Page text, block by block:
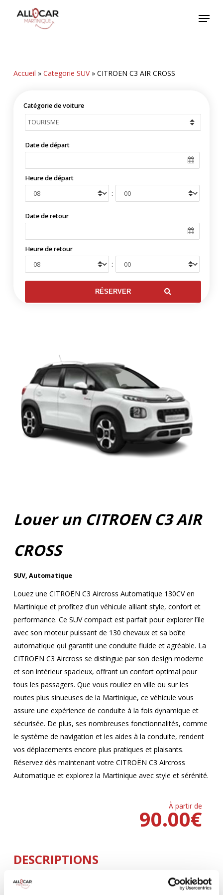
Menu
Accueil » Categorie SUV» CITROEN C3 AIR CROSS
Catégorie de voiture
Date de départ
Heure de départ
:
Date de retour
Heure de retour
:
Louer un CITROEN C3 AIR
CROSS
SUV, Automatique
Louez une CITROËN C3 Aircross Automatique 130CV en
Martinique et profitez d'un véhicule alliant style, confort et
performance. Ce SUV compact est parfait pour explorer l'île
avec son moteur puissant de 130 chevaux et sa boîte
automatique qui garantit une conduite fluide et agréable. La
CITROËN C3 Aircross se distingue par son design moderne
et son intérieur spacieux, offrant un confort optimal pour
tous les passagers. Que vous rouliez en ville ou sur les
routes plus sinueuses de la Martinique, ce véhicule vous
assure une expérience de conduite à la fois dynamique et
sécurisée. De plus, ses nombreuses fonctionnalités, comme
le système de navigation et les aides à la conduite, rendent
vos déplacements encore plus pratiques et plaisants.
Réservez dès maintenant votre CITROËN C3 Aircross
Automatique et explorez la Martinique avec style et sérénité.
À partir de
€
90.00
DESCRIPTIONS
AUTOMATIQUE